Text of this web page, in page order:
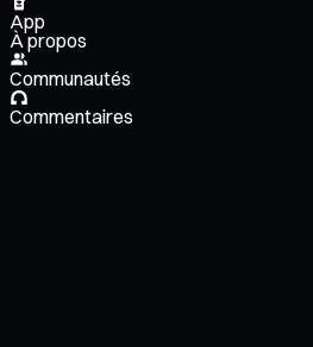
App
À propos
Communautés
Commentaires